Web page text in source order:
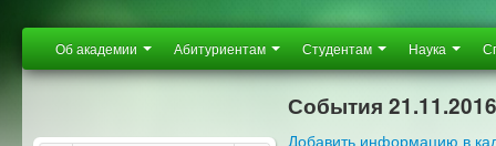
Об академии Абитуриентам Студентам Наука
События 21.11.2016
Добавить информацию в